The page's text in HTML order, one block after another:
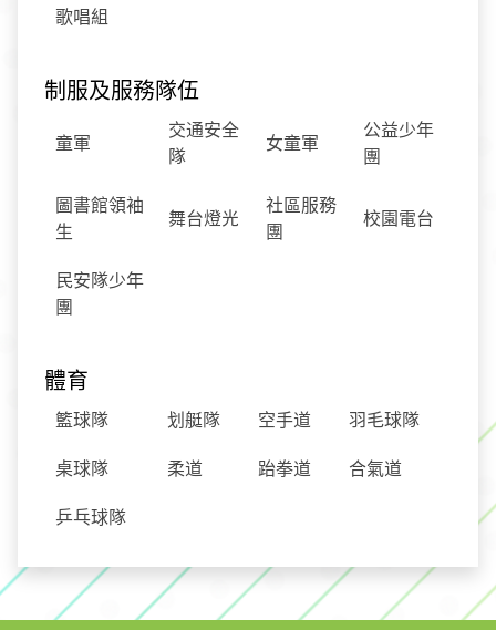
歌唱組
制服及服務隊伍
童軍
交通安全
隊
女童軍
公益少年
團
圖書館領袖
生
舞台燈光
社區服務
團
校園電台
民安隊少年
團
體育
籃球隊 划艇隊 空手道
羽毛球隊
桌球隊
柔道 跆拳道
合氣道
乒乓球隊